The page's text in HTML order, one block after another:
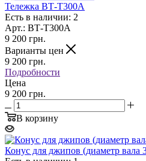
Тележка ВТ-T300A
Есть в наличии: 2
Арт.: ВТ-T300A
9 200 грн.
Варианты цен
9 200 грн.
Подробности
Цена
9 200 грн.
В корзину
Конус для джипов (диаметр вала